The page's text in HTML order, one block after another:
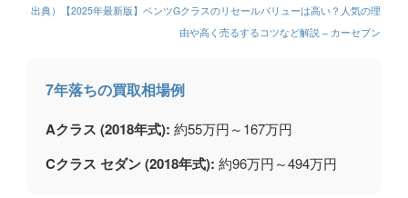
出典）【2025年最新版】ベンツGクラスのリセールバリューは高い？人気の理
由や高く売るするコツなど解説 – カーセブン
7年落ちの買取相場例
Aクラス (2018年式): 約55万円～167万円
Cクラス セダン (2018年式): 約96万円～494万円